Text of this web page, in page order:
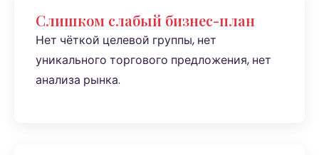
Слишком слабый бизнес-план
Нет чёткой целевой группы, нет
уникального торгового предложения, нет
анализа рынка.